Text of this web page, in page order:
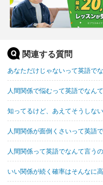
関連する質問
あなただけじゃないって英語で
人間関係で悩むって英語でなん
知ってるけど、あえてそうしな
人間関係が面倒くさいって英語
人間関係って英語でなんて言う
いい関係が続く確率はそんなに